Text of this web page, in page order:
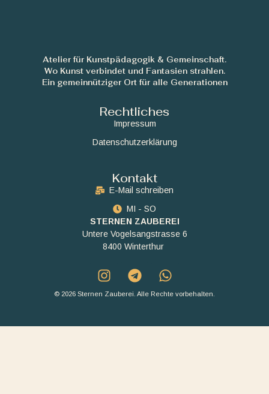
Atelier für Kunstpädagogik & Gemeinschaft.
Wo Kunst verbindet und Fantasien strahlen.
Ein gemeinnütziger Ort für alle Generationen
Rechtliches
Impressum
Datenschutzerklärung
Kontakt
E-Mail schreiben
MI - SO
STERNEN ZAUBEREI
Untere Vogelsangstrasse 6
8400 Winterthur
© 2026 Sternen Zauberei. Alle Rechte vorbehalten.